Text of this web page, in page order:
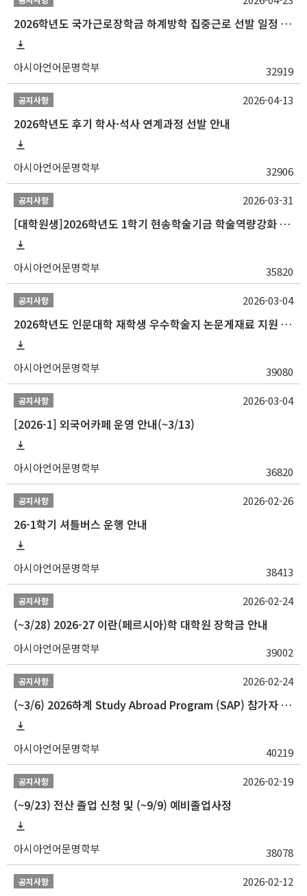
2026학년도 국가근로장학금 하계방학 집중근로 선발 일정 안내
아시아언어문명학부 32919
공지사항
2026학년도 후기 학사·석사 연계과정 선발 안내
아시아언어문명학부 32906
2026-04-13
공지사항
[대학원생]2026학년도 1학기 현송학술기금 학술역량강화 사업 안내
아시아언어문명학부 35820
2026-03-31
공지사항
2026학년도 인문대학 재학생 우수학술지 논문게재료 지원 안내
아시아언어문명학부 39080
2026-03-04
공지사항
[2026-1] 외국어카페 운영 안내(~3/13)
아시아언어문명학부 36820
2026-03-04
공지사항
26-1학기 셔틀버스 운행 안내
아시아언어문명학부 38413
2026-02-26
공지사항
(~3/28) 2026-27 이란(페르시아)학 대학원 장학금 안내
아시아언어문명학부 39002
2026-02-24
공지사항
(~3/6) 2026하계 Study Abroad Program (SAP) 참가자 모집 안내
아시아언어문명학부 40219
2026-02-24
공지사항
(~9/23) 전산 졸업 신청 및 (~9/9) 예비졸업사정
아시아언어문명학부 38078
2026-02-19
공지사항 2026-02-12